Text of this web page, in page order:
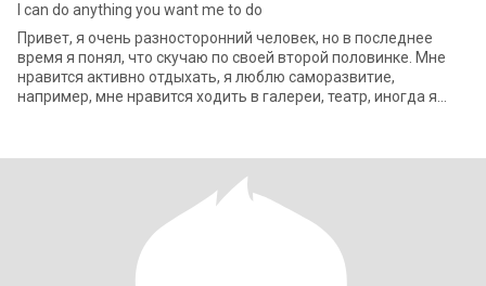
I can do anything you want me to do
Привет, я очень разносторонний человек, но в последнее
время я понял, что скучаю по своей второй половинке. Мне
нравится активно отдыхать, я люблю саморазвитие,
например, мне нравится ходить в галереи, театр, иногда я